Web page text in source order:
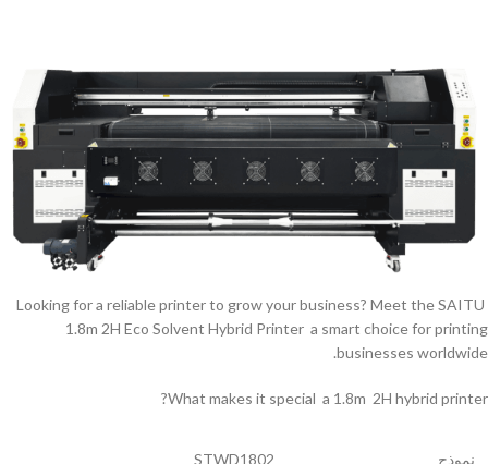
Looking for a reliable printer to grow your business? Meet the SAITU
1.8m 2H Eco Solvent Hybrid Printer a smart choice for printing
businesses worldwide.
What makes it special a 1.8m 2H hybrid printer?
نموذج STWD1802